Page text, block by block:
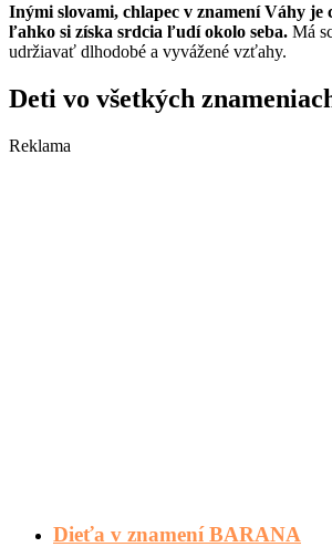
Inými slovami, chlapec v znamení Váhy je
ľahko si získa srdcia ľudí okolo seba. Má
udržiavať dlhodobé a vyvážené vzťahy.
Deti vo všetkých
Reklama
Dieťa v znamení BARANA